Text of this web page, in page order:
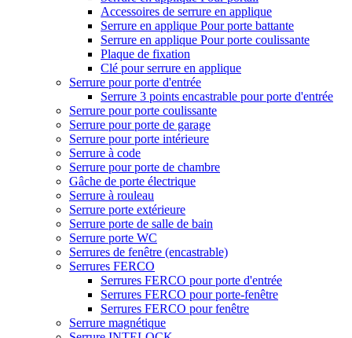
Accessoires de serrure en applique
Serrure en applique Pour porte battante
Serrure en applique Pour porte coulissante
Plaque de fixation
Clé pour serrure en applique
Serrure pour porte d'entrée
Serrure 3 points encastrable pour porte d'entrée
Serrure pour porte coulissante
Serrure pour porte de garage
Serrure pour porte intérieure
Serrure à code
Serrure pour porte de chambre
Gâche de porte électrique
Serrure à rouleau
Serrure porte extérieure
Serrure porte de salle de bain
Serrure porte WC
Serrures de fenêtre (encastrable)
Serrures FERCO
Serrures FERCO pour porte d'entrée
Serrures FERCO pour porte-fenêtre
Serrures FERCO pour fenêtre
Serrure magnétique